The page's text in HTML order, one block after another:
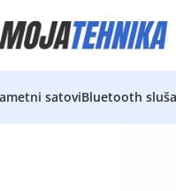
satoviBluetooth